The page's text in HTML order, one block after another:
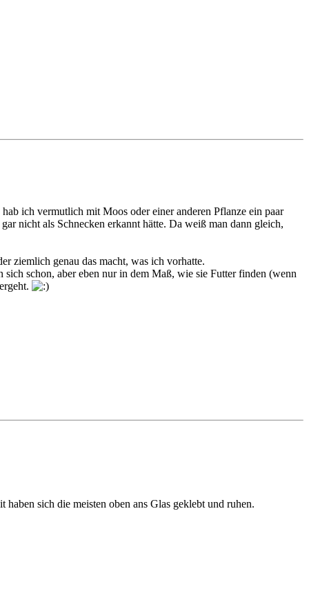
ich vermutlich mit Moos oder einer anderen Pflanze ein paar
nicht als Schnecken erkannt hätte. Da weiß man dann gleich,
ziemlich genau das macht, was ich vorhatte.
schon, aber eben nur in dem Maß, wie sie Futter finden (wenn
sich die meisten oben ans Glas geklebt und ruhen.